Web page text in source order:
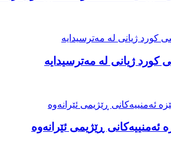
ژیانی لە مەترسیدایە
ڕێژیمی ئێرانەوە